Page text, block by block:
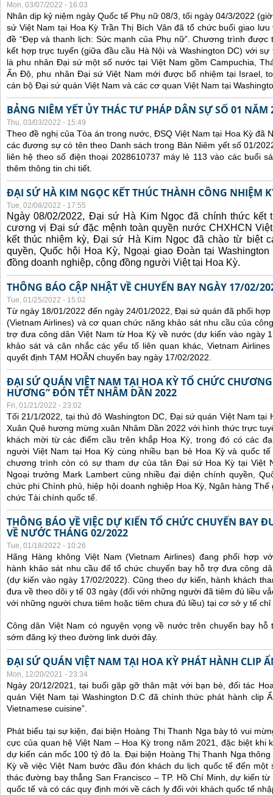
Mon, 03/07/2022 - 16:03
Nhân dịp kỷ niệm ngày Quốc tế Phụ nữ 08/3, tối ngày 04/3/2022
sứ Việt Nam tại Hoa Kỳ Trần Thị Bích Vân đã tổ chức buổi giao
đề “Đẹp và thanh lịch: Sức mạnh của Phụ nữ”. Chương trình
kết hợp trực tuyến (giữa đầu cầu Hà Nội và Washington DC) với
là phu nhân Đại sứ một số nước tại Việt Nam gồm Campuchia,
Ấn Độ, phu nhân Đại sứ Việt Nam mới được bổ nhiệm tại Israel,
cán bộ Đại sứ quán Việt Nam và các cơ quan Việt Nam tại
BẢNG NIÊM YẾT ỦY THÁC TƯ PHÁP DÂN SỰ SỐ 01 NĂM
Thu, 03/03/2022 - 15:49
Theo đề nghị của Tòa án trong nước, ĐSQ Việt Nam tại Hoa Kỳ đã
các đương sự có tên theo Danh sách trong Bản Niêm yết số 01/
liên hệ theo số điện thoại 2028610737 máy lẻ 113 vào các buổi
thêm thông tin chi tiết.
ĐẠI SỨ HÀ KIM NGỌC KẾT THÚC THÀNH CÔNG NHIỆM
Tue, 02/08/2022 - 17:55
Ngày 08/02/2022, Đại sứ Hà Kim Ngọc đã chính thức kết
cương vị Đại sứ đặc mệnh toàn quyền nước CHXHCN
kết thúc nhiệm kỳ, Đại sứ Hà Kim Ngọc đã chào từ biệt
quyền, Quốc hội Hoa Kỳ, Ngoại giao Đoàn tại
đồng doanh nghiệp, cộng đồng người Việt tại Hoa Kỳ.
THÔNG BÁO CẬP NHẬT VỀ CHUYẾN BAY NGÀY 17/02/
Tue, 01/25/2022 - 15:02
Từ ngày 18/01/2022 đến ngày 24/01/2022, Đại sứ quán đã phối
(Vietnam Airlines) và cơ quan chức năng khảo sát nhu cầu của
trợ đưa công dân Việt Nam từ Hoa Kỳ về nước (dự kiến vào ngày
khảo sát và cân nhắc các yếu tố liên quan khác, Vietnam
quyết định TẠM HOÃN chuyến bay ngày 17/02/2022.
ĐẠI SỨ QUÁN VIỆT NAM TẠI HOA KỲ TỔ CHỨC
HƯƠNG” ĐÓN TẾT NHÂM DẦN 2022
Fri, 01/21/2022 - 23:02
Tối 21/1/2022, tại thủ đô Washington DC, Đại sứ quán Việt Nam
Xuân Quê hương mừng xuân Nhâm Dần 2022 với hình thức trực
khách mời từ các điểm cầu trên khắp Hoa Kỳ, trong đó có các
người Việt Nam tại Hoa Kỳ cùng nhiều bạn bè Hoa Kỳ và quốc
chương trình còn có sự tham dự của tân Đại sứ Hoa Kỳ tại Việt
Ngoại trưởng Mark Lambert cùng nhiều đại diện chính quyền,
chức phi Chính phủ, hiệp hội doanh nghiệp Hoa Kỳ, Ngân hàng
chức Tài chính quốc tế.
THÔNG BÁO VỀ VIỆC DỰ KIẾN TỔ CHỨC CHUYẾN BAY
VỀ NƯỚC THÁNG 02/2022
Tue, 01/18/2022 - 10:26
Hãng Hàng không Việt Nam (Vietnam Airlines) đang phối hợp
hành khảo sát nhu cầu để tổ chức chuyến bay hỗ trợ đưa công
(dự kiến vào ngày 17/02/2022).
Cũng theo dự kiến, hành khách
đưa về theo dõi y tế 03 ngày (đối với những người đã tiêm đủ liều
với những người chưa tiêm hoặc tiêm chưa đủ liều) tại cơ sở y tế chỉ
Công dân Việt Nam có nguyện vọng về nước trên chuyến bay
sớm đăng ký theo đường link dưới đây.
ĐẠI SỨ QUÁN VIỆT NAM TẠI HOA KỲ PHÁT HÀNH CLIP
Mon, 12/20/2021 - 23:34
Ngày 20/12/2021, tại buổi gặp gỡ thân mật với bạn bè, đối tác
quán Việt Nam tại Washington D.C đã chính thức phát hành clip
Vietnamese cuisine”.
Phát biểu tại sự kiện, đại biện Hoàng Thị Thanh Nga bày tỏ vui
cực của quan hệ Việt Nam – Hoa Kỳ trong năm 2021, đặc biệt khi
dự kiến cán mốc 100 tỷ đô la. Đại biện Hoàng Thị Thanh Nga
Kỳ về việc Việt Nam bước đầu đón khách du lịch quốc tế đến
thác đường bay thẳng San Francisco – TP. Hồ Chí Minh, dự kiến
quốc tế và có các quy định mới về cách ly đối với khách quốc tế